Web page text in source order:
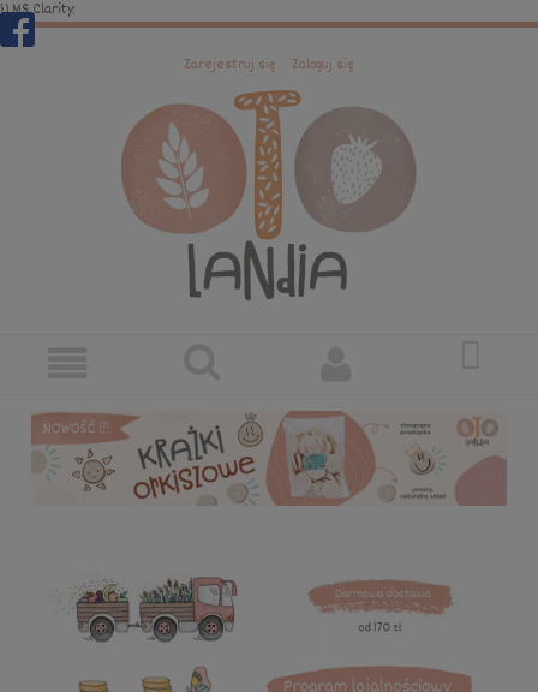
})MS Clarity:
Zarejestruj się Zaloguj się